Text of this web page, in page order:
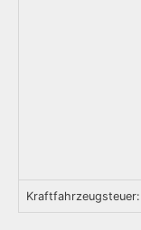
Kraftfahrzeugsteuer: